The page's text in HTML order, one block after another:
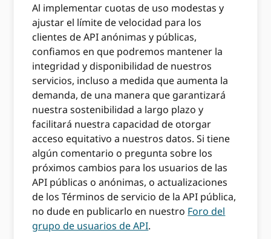
Al implementar cuotas de uso modestas y
ajustar el límite de velocidad para los
clientes de API anónimas y públicas,
confiamos en que podremos mantener la
integridad y disponibilidad de nuestros
servicios, incluso a medida que aumenta la
demanda, de una manera que garantizará
nuestra sostenibilidad a largo plazo y
facilitará nuestra capacidad de otorgar
acceso equitativo a nuestros datos. Si tiene
algún comentario o pregunta sobre los
próximos cambios para los usuarios de las
API públicas o anónimas, o actualizaciones
de los Términos de servicio de la API pública,
no dude en publicarlo en nuestro Foro del
grupo de usuarios de API.